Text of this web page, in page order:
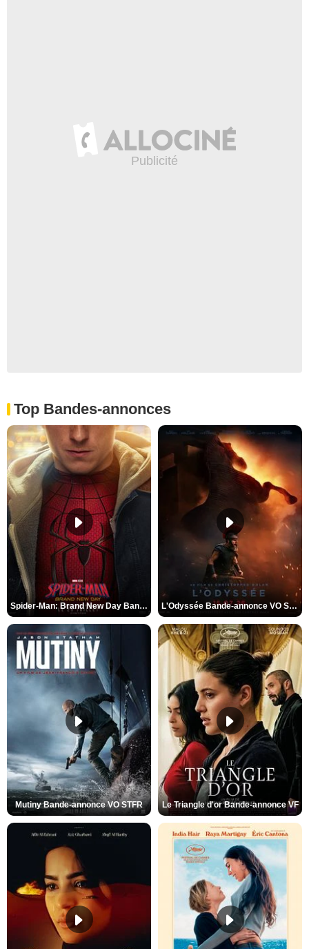
Top Bandes-annonces
Spider-Man: Brand New Day Bande-annonce VO STFR L'Odyssée Bande-annonce VO STFR
Mutiny Bande-annonce VO STFR Le Triangle d'or Bande-annonce VF